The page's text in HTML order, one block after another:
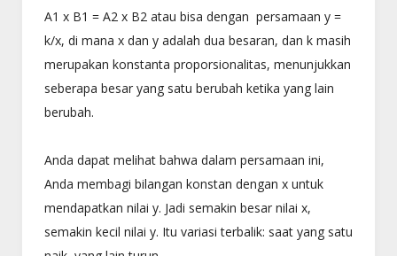
A1 x B1 = A2 x B2 atau bisa dengan persamaan y =
k/x, di mana x dan y adalah dua besaran, dan k masih
merupakan konstanta proporsionalitas, menunjukkan
seberapa besar yang satu berubah ketika yang lain
berubah.
Anda dapat melihat bahwa dalam persamaan ini,
Anda membagi bilangan konstan dengan x untuk
mendapatkan nilai y. Jadi semakin besar nilai x,
semakin kecil nilai y. Itu variasi terbalik: saat yang satu